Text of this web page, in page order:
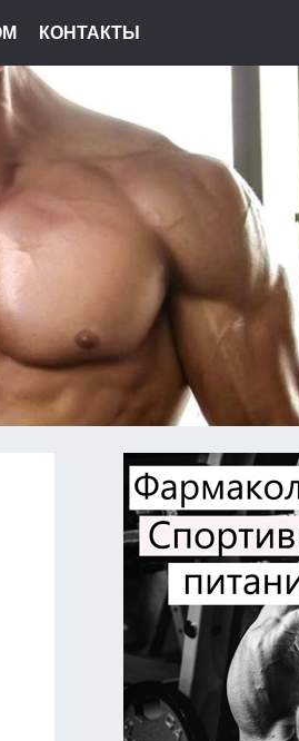
КОНТАКТЫ